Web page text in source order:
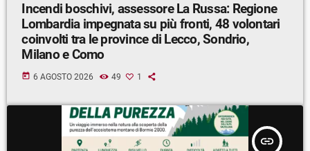
Incendi boschivi, assessore La Russa: Regione
Lombardia impegnata su più fronti, 48 volontari
coinvolti tra le province di Lecco, Sondrio,
Milano e Como
today 6 AGOSTO 2026 49 1
insert_link